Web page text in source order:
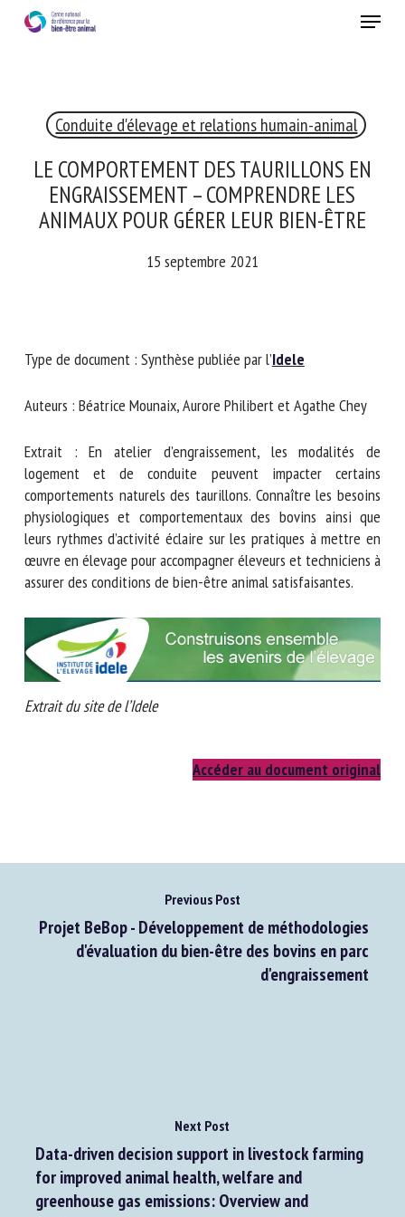
Menu
Conduite d'élevage et relations humain-animal
LE COMPORTEMENT DES TAURILLONS EN
ENGRAISSEMENT – COMPRENDRE LES
ANIMAUX POUR GÉRER LEUR BIEN-ÊTRE
15 septembre 2021
Type de document : Synthèse publiée par l’Idele
Auteurs : Béatrice Mounaix, Aurore Philibert et Agathe Chey
Extrait : En atelier d’engraissement, les modalités de
logement et de conduite peuvent impacter certains
comportements naturels des taurillons. Connaître les
besoins physiologiques et comportementaux des bovins
ainsi que leurs rythmes d’activité éclaire sur les pratiques à
mettre en œuvre en élevage pour accompagner éleveurs et
techniciens à assurer des conditions de bien-être animal
Previous Post
Projet BeBop - Développement de méthodologies
d'évaluation du bien-être des bovins en parc
Data-driven decision support in livestock farming
for improved animal health, welfare and
RECEVEZ CHAQUE MOIS GRATUITEMENT
ANIMAL
notre newsletter :
Nom *
Prénom *
Organisme *
E-mail *
informations saisies soient utilisées dans le cadre de la
Les champs suivis de * sont obligatoires